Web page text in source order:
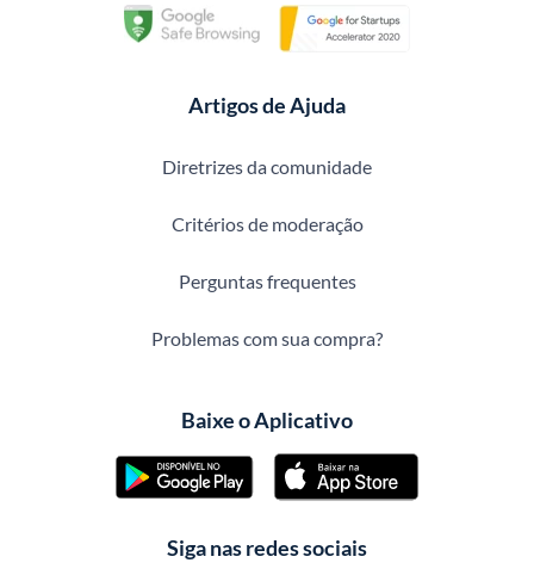
Artigos de Ajuda
Diretrizes da comunidade
Critérios de moderação
Perguntas frequentes
Problemas com sua compra?
Baixe o Aplicativo
Siga nas redes sociais